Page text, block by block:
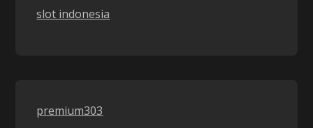
slot indonesia
premium303